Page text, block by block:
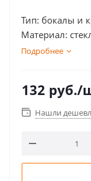
Тип: бокалы и
Материал:
70; Высота, мм:
Подробнее
132 руб./
Нашли